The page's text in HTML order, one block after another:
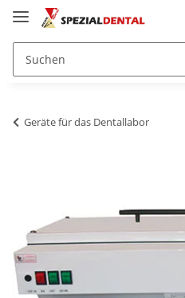
Geräte für das Dentallabor